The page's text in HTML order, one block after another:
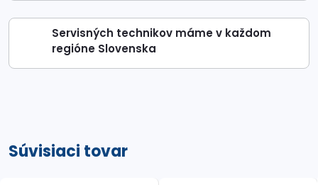
Servisných technikov máme v každom
regióne Slovenska
Súvisiaci tovar